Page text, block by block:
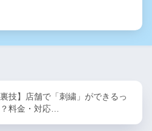
裏技】店舗で「刺繍」ができるっ
料金・対応…